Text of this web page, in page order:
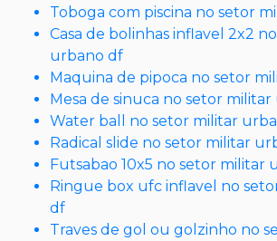
Toboga com piscina no setor
Casa de bolinhas inflavel 2x2
urbano df
Maquina de pipoca no setor
Mesa de sinuca no setor
Water ball no setor militar
Radical slide no setor militar
Futsabao 10x5 no setor militar
Ringue box ufc inflavel no
df
Traves de gol ou golzinho no